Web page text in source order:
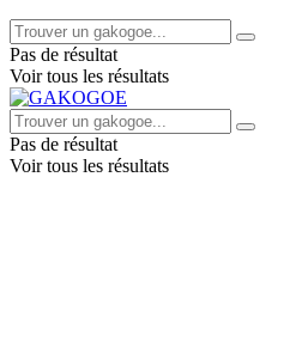
Pas de résultat
Voir tous les résultats
Pas de résultat
Voir tous les résultats